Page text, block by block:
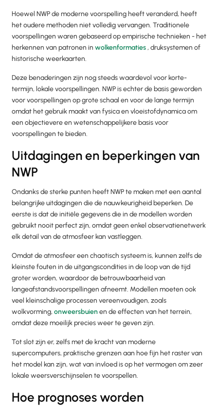
Hoewel NWP de moderne voorspelling heeft veranderd, heeft
het oudere methoden niet volledig vervangen. Traditionele
voorspellingen waren gebaseerd op empirische technieken - het
herkennen van patronen in wolkenformaties, druksystemen of
historische weerkaarten.
Deze benaderingen zijn nog steeds waardevol voor korte-
termijn, lokale voorspellingen. NWP is echter de basis geworden
voor voorspellingen op grote schaal en voor de lange termijn
omdat het gebruik maakt van fysica en vloeistofdynamica om
een objectievere en wetenschappelijkere basis voor
voorspellingen te bieden.
Uitdagingen en beperkingen van
NWP
Ondanks de sterke punten heeft NWP te maken met een aantal
belangrijke uitdagingen die de nauwkeurigheid beperken. De
eerste is dat de initiële gegevens die in de modellen worden
gebruikt nooit perfect zijn, omdat geen enkel observatienetwerk
elk detail van de atmosfeer kan vastleggen.
Omdat de atmosfeer een chaotisch systeem is, kunnen zelfs de
kleinste fouten in de uitgangscondities in de loop van de tijd
groter worden, waardoor de betrouwbaarheid van
langeafstandsvoorspellingen afneemt. Modellen moeten ook
veel kleinschalige processen vereenvoudigen, zoals
wolkvorming, onweersbuienen de effecten van het terrein,
omdat deze moeilijk precies weer te geven zijn.
Tot slot zijn er, zelfs met de kracht van moderne
supercomputers, praktische grenzen aan hoe fijn het raster van
het model kan zijn, wat van invloed is op het vermogen om zeer
lokale weersverschijnselen te voorspellen.
Hoe prognoses worden